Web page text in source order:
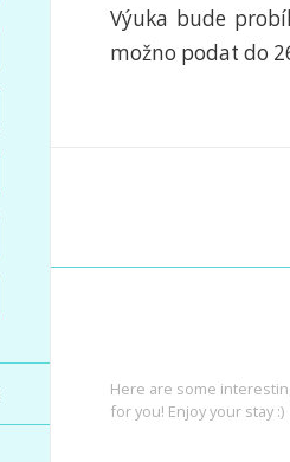
Výuka bude
možno podat do
Here are some
for you! Enjoy your stay :)